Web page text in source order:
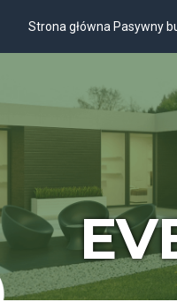
Strona główna Pasywny